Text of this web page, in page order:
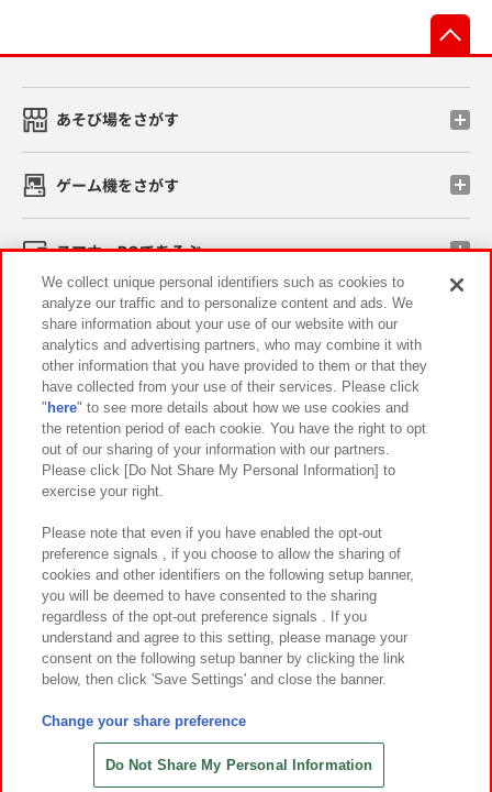
あそび場をさがす
ゲーム機をさがす
スマホ・PCであそぶ
イベント・キャンペーン
関連会社 サステナビリティ サイトポリシー
プライバシーポリシー ウェブアクセシビリティ方針と検証結果
お取引先さまとともに
カスタマーハラスメント対応方針 よくあるご質問・お問い合わせ
©Bandai Namco Amusement Inc.
©Bandai Namco Amusement Lab Inc.
©HANAYASHIKI Co., Ltd. All Rights Reserved.
We collect unique personal identifiers such as cookies to
analyze our traffic and to personalize content and ads. We
share information about your use of our website with our
analytics and advertising partners, who may combine it with
other information that you have provided to them or that they
have collected from your use of their services. Please click
" here" to see more details about how we use cookies and
the retention period of each cookie. You have the right to opt
out of our sharing of your information with our partners.
Please click [Do Not Share My Personal Information] to
exercise your right.
Please note that even if you have enabled the opt-out
preference signals , if you choose to allow the sharing of
cookies and other identifiers on the following setup banner,
you will be deemed to have consented to the sharing
regardless of the opt-out preference signals . If you
understand and agree to this setting, please manage your
consent on the following setup banner by clicking the link
below, then click 'Save Settings' and close the banner.
Change your share preference
Do Not Share My Personal Information